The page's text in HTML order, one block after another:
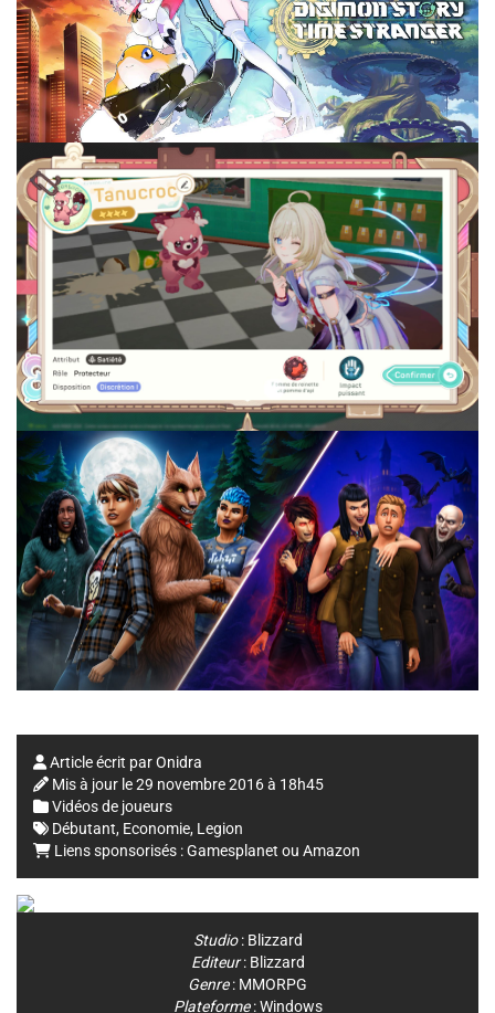
Article écrit parOnidra
Mis à jour le29 novembre 2016 à 18h45
Vidéos de joueurs
Débutant, Economie, Legion
Liens sponsorisés :Gamesplanet ou Amazon
Studio: Blizzard
Editeur: Blizzard
Genre: MMORPG
Plateforme:Windows